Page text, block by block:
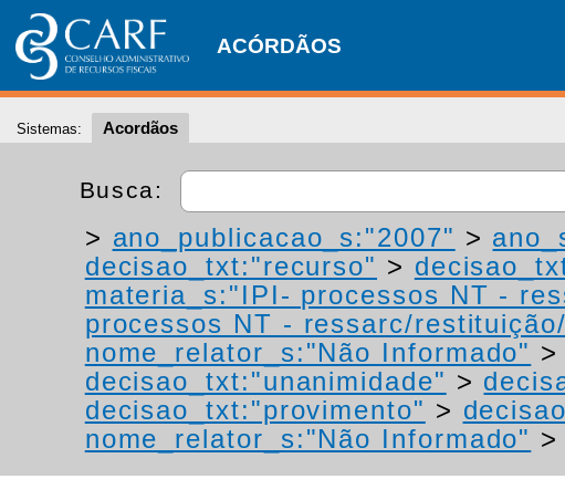
ACÓRDÃOS
Sistemas: Acordãos
Busca:
> ano_publicacao_s:"2007" >
decisao_txt:"recurso" >
materia_s:"IPI- processos NT -
processos NT - ressarc/
nome_relator_s:"Não Informado" >
decisao_txt:"unanimidade" >
decisao_txt:"provimento" >
nome_relator_s:"Não Informado" >